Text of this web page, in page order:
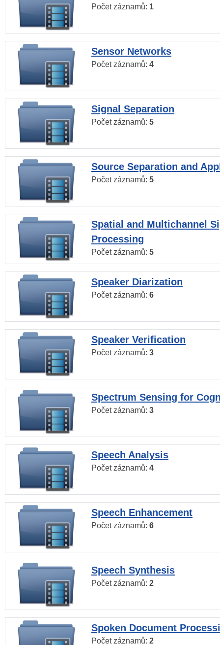
Počet záznamů: 1
Sensor Networks
Počet záznamů: 4
Signal Separation
Počet záznamů: 5
Source Separation and
Počet záznamů: 5
Spatial and Multichannel
Processing
Počet záznamů: 5
Speaker Diarization
Počet záznamů: 6
Speaker Verification
Počet záznamů: 3
Spectrum Sensing for
Počet záznamů: 3
Speech Analysis
Počet záznamů: 4
Speech Enhancement
Počet záznamů: 6
Speech Synthesis
Počet záznamů: 2
Spoken Document
Počet záznamů: 2